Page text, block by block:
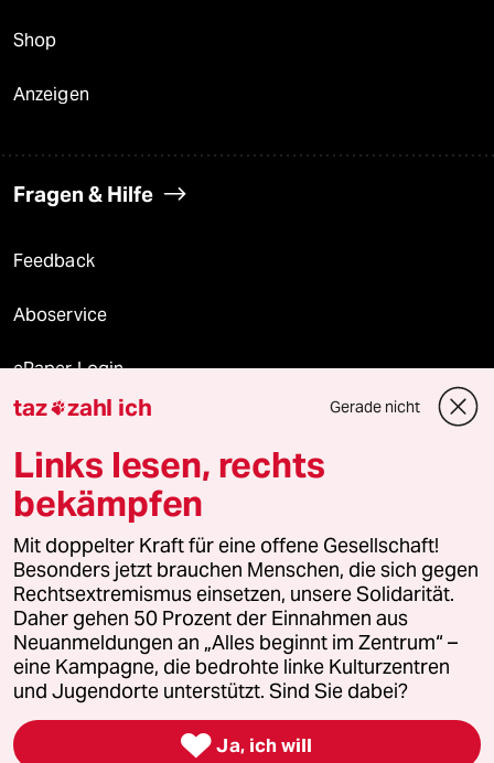
Shop
Anzeigen
Fragen & Hilfe
Feedback
Aboservice
ePaper Login
Downloads für Abonnierende
© 2026 taz Verlags und Vertriebs GmbH
Alle Rechte vorbehalten. Bei rechtlichen Fragen oder für Genehmigungen
wenden Sie sich bitte an
lizenzen@taz.de
Feedback Redaktionsstatut Kommune-Richtlinien
Leitlinie Informant Datenschutz Impressum AGB
Seitenwende Einwilligungen widerrufen (Ads)
taz zahl ich Gerade nicht
Links lesen, rechts
bekämpfen
Mit doppelter Kraft für eine offene Gesellschaft!
Besonders jetzt brauchen Menschen, die sich gegen
Rechtsextremismus einsetzen, unsere Solidarität.
Daher gehen 50 Prozent der Einnahmen aus
Neuanmeldungen an „Alles beginnt im Zentrum“ –
eine Kampagne, die bedrohte linke Kulturzentren
und Jugendorte unterstützt. Sind Sie dabei?
 Ja, ich will